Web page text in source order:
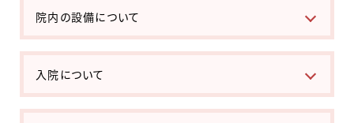
院内の設備について
入院について